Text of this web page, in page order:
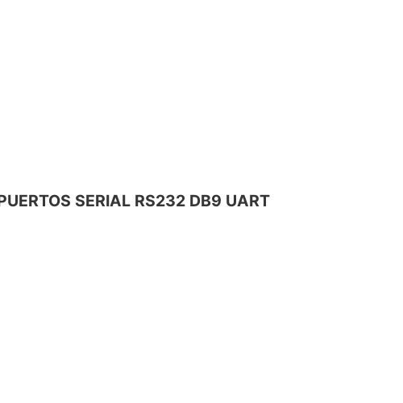
SERIAL RS232 DB9 UART